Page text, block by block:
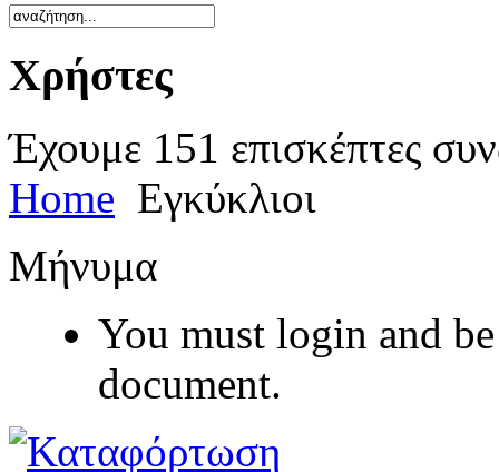
Χρήστες
Έχουμε 151 επισκέπτες
Home Εγκύκλιοι
Μήνυμα
You must login and
document.